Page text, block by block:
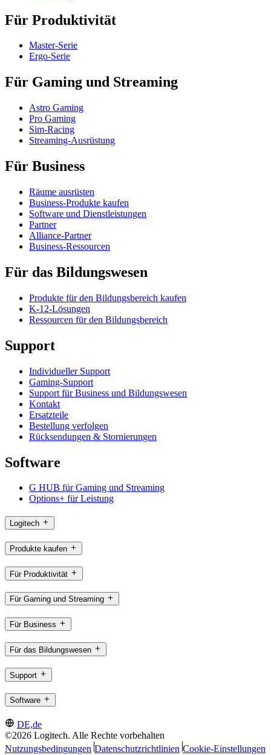
Für Produktivität
Master-Serie
Ergo-Serie
Für Gaming und Streaming
Astro Gaming
Pro Gaming
Sim-Racing
Streaming-Ausrüstung
Für Business
Räume ausrüsten
Business-Produkte kaufen
Software und Dienstleistungen
Partner
Alliance-Partner
Business-Ressourcen
Für das Bildungswesen
Produkte für den Bildungsbereich kaufen
K-12-Lösungen
Ressourcen für den Bildungsbereich
Support
Individueller Support
Gaming-Support
Support für Business und Bildungswesen
Kontakt
Ersatzteile
Bestellung verfolgen
Rücksendungen & Stornierungen
Software
G HUB für Gaming und Streaming
Options+ für Leistung
Logitech
Produkte kaufen
Für Produktivität
Für Gaming und Streaming
Für Business
Für das Bildungswesen
Support
Software
DE,de
©2026 Logitech. Alle Rechte vorbehalten
Nutzungsbedingungen Datenschutzrichtlinien Cookie-Einstellungen